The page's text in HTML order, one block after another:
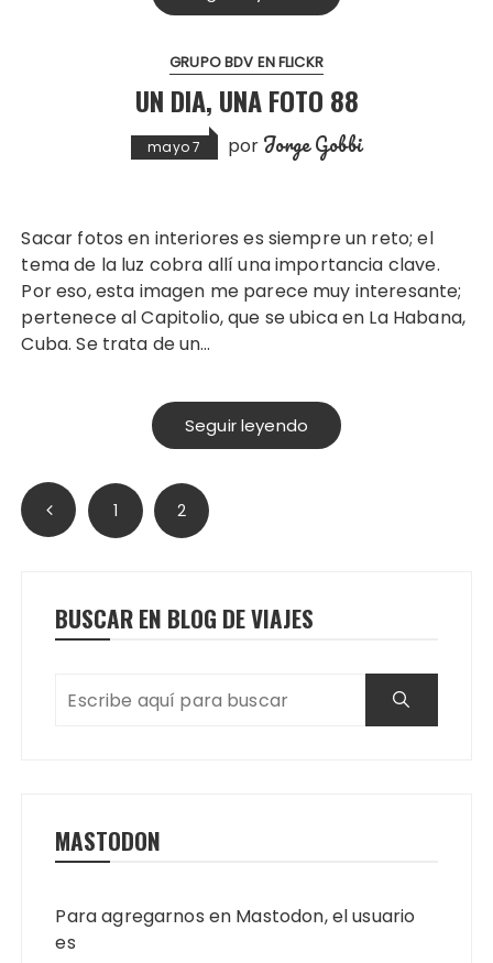
GRUPO BDV EN FLICKR
UN DIA, UNA FOTO 88
mayo 7 por Jorge Gobbi
Sacar fotos en interiores es siempre un reto; el
tema de la luz cobra allí una importancia clave.
Por eso, esta imagen me parece muy interesante;
pertenece al Capitolio, que se ubica en La Habana,
Cuba. Se trata de un…
Seguir leyendo
Paginación
de 1 2
BUSCAR EN BLOG DE VIAJES
MASTODON
Para agregarnos en Mastodon, el usuario
es